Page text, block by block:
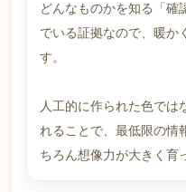
どんなものかを知る「確
でいる証拠なので、暖か
す。
人工的に作られた色では
れることで、最低限の情
ちろん想像力が大きく育